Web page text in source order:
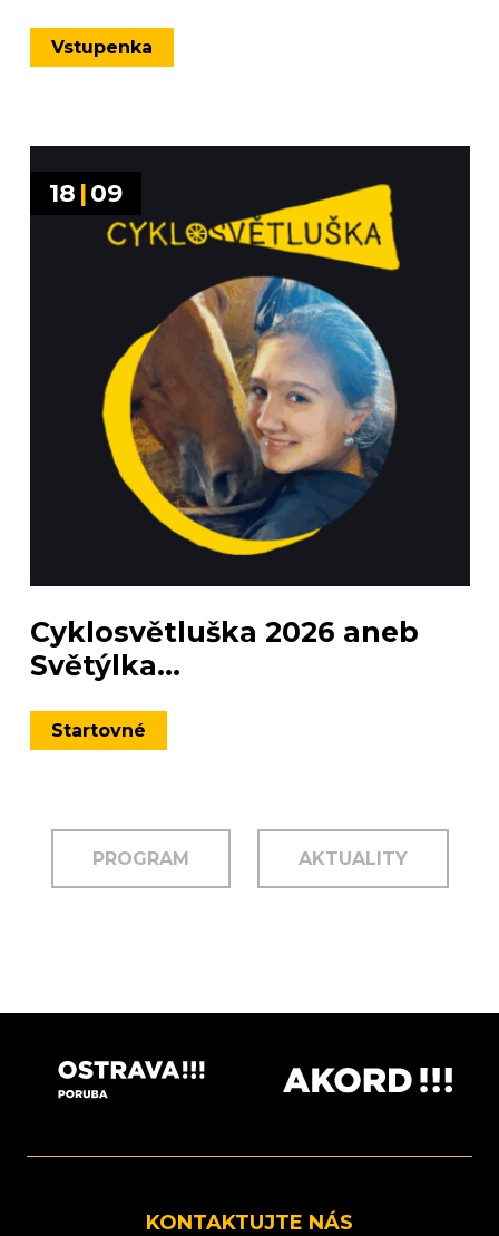
Vstupenka
18 |09
Cyklosvětluška 2026 aneb
Světýlka...
Startovné
PROGRAM AKTUALITY
KONTAKTUJTE NÁS